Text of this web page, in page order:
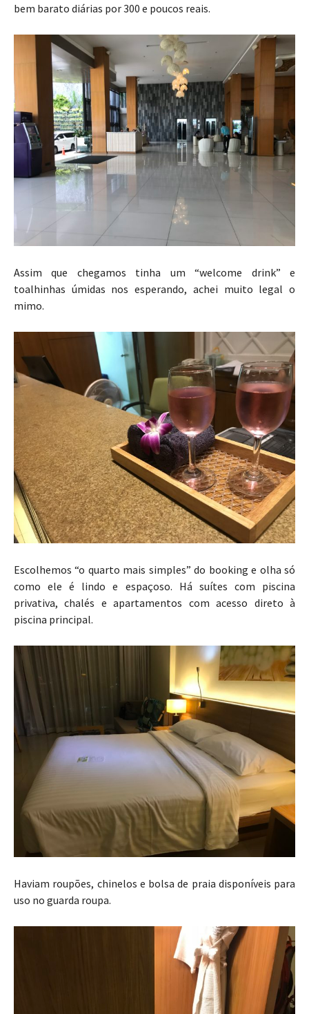
bem barato diárias por 300 e poucos reais.
Assim que chegamos tinha um “welcome drink” e
toalhinhas úmidas nos esperando, achei muito legal o
mimo.
Escolhemos “o quarto mais simples” do booking e olha só
como ele é lindo e espaçoso. Há suítes com piscina
privativa, chalés e apartamentos com acesso direto à
piscina principal.
Haviam roupões, chinelos e bolsa de praia disponíveis para
uso no guarda roupa.